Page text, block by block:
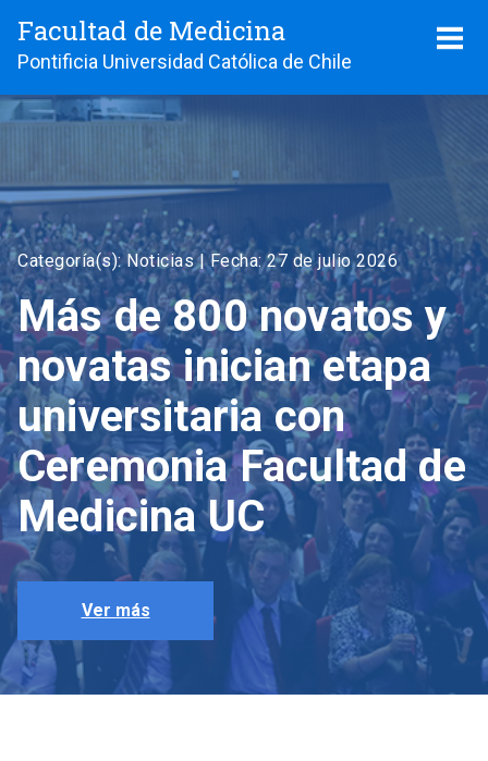
Facultad de Medicina
Pontificia Universidad Católica de Chile
Categoría(s): Noticias |Fecha: 27 de julio 2026
Más de 800 novatos y
novatas inician etapa
universitaria con
Ceremonia Facultad de
Medicina UC
Ver más